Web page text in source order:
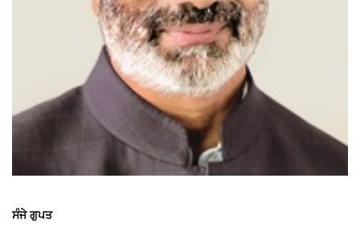
ਸੰਜੇ ਗੁਪਤ